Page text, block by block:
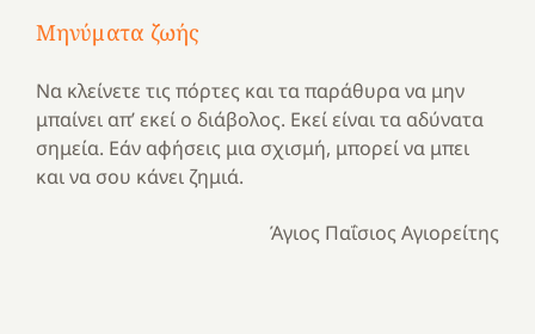
Μηνύματα ζωής
Να κλείνετε τις πόρτες και τα παράθυρα να μην
μπαίνει απ’ εκεί ο διάβολος. Εκεί είναι τα αδύνατα
σημεία. Εάν αφήσεις μια σχισμή, μπορεί να μπει
και να σου κάνει ζημιά.
Άγιος Παΐσιος Αγιορείτης